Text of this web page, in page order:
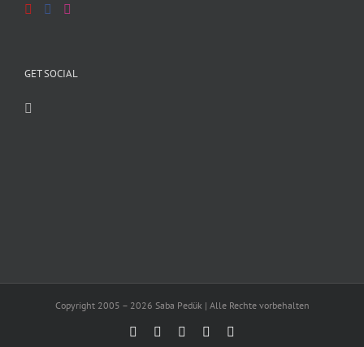
GET SOCIAL
Copyright 2005 – 2026 Saba Pedük | Alle Rechte vorbehalten
YouTubeFacebookInstagram